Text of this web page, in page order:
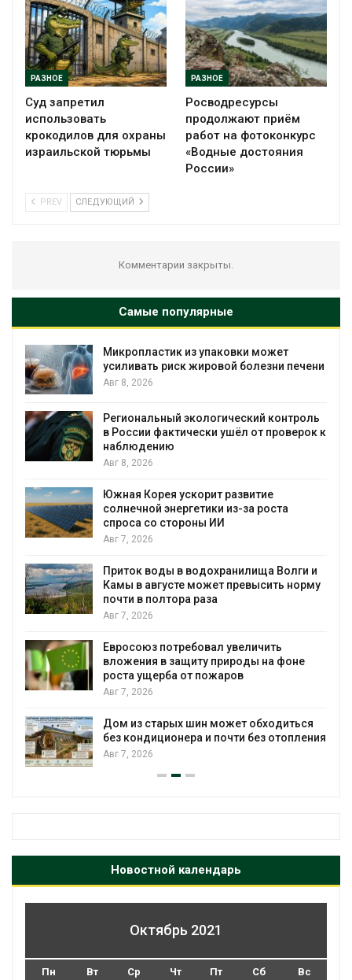
РАЗНОЕ
Суд запретил
использовать
крокодилов для охраны
израильской тюрьмы
РАЗНОЕ
Росводресурсы
продолжают приём
работ на фотоконкурс
«Водные достояния
России»
PREV СЛЕДУЮЩИЙ
Комментарии закрыты.
Самые популярные
Микропластик из упаковки может
усиливать риск жировой болезни печени
Авг 8, 2026
Региональный экологический контроль
в России фактически ушёл от проверок к
наблюдению
Авг 8, 2026
Южная Корея ускорит развитие
солнечной энергетики из-за роста
спроса со стороны ИИ
Авг 7, 2026
Приток воды в водохранилища Волги и
Камы в августе может превысить норму
почти в полтора раза
Авг 7, 2026
Евросоюз потребовал увеличить
вложения в защиту природы на фоне
роста ущерба от пожаров
Авг 7, 2026
Дом из старых шин может обходиться
без кондиционера и почти без отопления
Авг 7, 2026
Новостной календарь
Октябрь 2021
Пн Вт Ср Чт Пт Сб Вс